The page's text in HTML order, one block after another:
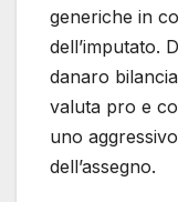
generiche in
dell’imputato.
danaro
valuta pro e
uno
dell’assegno.